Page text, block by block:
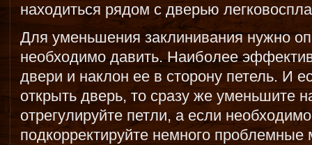
находиться рядом с дверью
Для уменьшения заклинивания нужно
необходимо давить. Наиболее
двери и наклон ее в сторону петель. И
открыть дверь, то сразу же уменьшите
отрегулируйте петли, а если
подкорректируйте немного